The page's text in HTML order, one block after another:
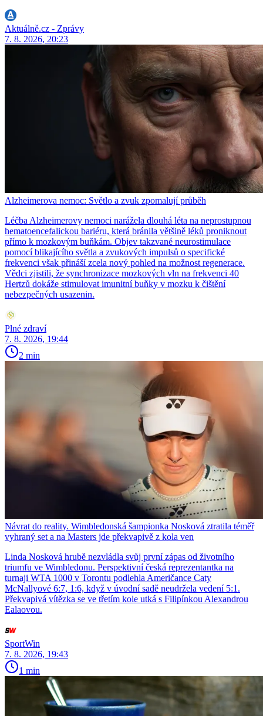
Aktuálně.cz - Zprávy
7. 8. 2026, 20:23
Alzheimerova nemoc: Světlo a zvuk zpomalují průběh
Léčba Alzheimerovy nemoci narážela dlouhá léta na neprostupnou
hematoencefalickou bariéru, která bránila většině léků proniknout
přímo k mozkovým buňkám. Objev takzvané neurostimulace
pomocí blikajícího světla a zvukových impulsů o specifické
frekvenci však přináší zcela nový pohled na možnost regenerace.
Vědci zjistili, že synchronizace mozkových vln na frekvenci 40
Hertzů dokáže stimulovat imunitní buňky v mozku k čištění
nebezpečných usazenin.
Plné zdraví
7. 8. 2026, 19:44
2 min
Návrat do reality. Wimbledonská šampionka Nosková ztratila téměř
vyhraný set a na Masters jde překvapivě z kola ven
Linda Nosková hrubě nezvládla svůj první zápas od životního
triumfu ve Wimbledonu. Perspektivní česká reprezentantka na
turnaji WTA 1000 v Torontu podlehla Američance Caty
McNallyové 6:7, 1:6, když v úvodní sadě neudržela vedení 5:1.
Překvapivá vítězka se ve třetím kole utká s Filipínkou Alexandrou
Ealaovou.
SportWin
7. 8. 2026, 19:43
1 min